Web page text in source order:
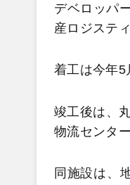
デベロッパ
産ロジステ
着工は今年5
竣工後は、
物流センタ
同施設は、